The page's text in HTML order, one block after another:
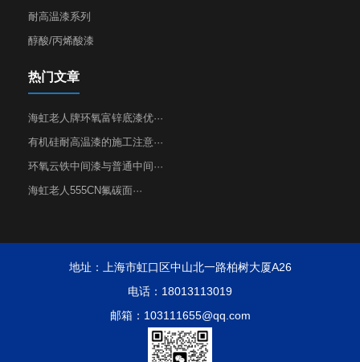
耐高温漆系列
醇酸/丙烯酸漆
热门文章
海虹老人牌环氧富锌底漆优···
有机硅耐高温漆的施工注意···
环氧云铁中间漆与普通中间···
海虹老人555CN氟碳面···
地址：上海市虹口区中山北一路柏树大厦A26
电话：18013113019
邮箱：103111655@qq.com